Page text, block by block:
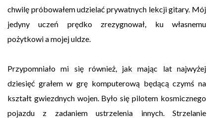
chwilę próbowałem udzielać prywatnych lekcji gitary. Mój
jedyny uczeń prędko zrezygnował, ku własnemu
pożytkowi a mojej uldze.
Przypomniało mi się również, jak mając lat najwyżej
dziesięć grałem w grę komputerową będącą czymś na
kształt gwiezdnych wojen. Było się pilotem kosmicznego
pojazdu z zadaniem ustrzelenia innych. Strzelanie